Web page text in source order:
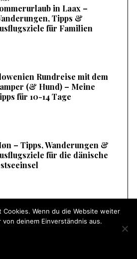
in Laax –
Tipps &
für Familien
Rundreise mit dem
(& Hund) – Meine
für 10-14 Tage
– Tipps, Wanderungen &
für die dänische
in Mittenwald – 10
Cookies. Wenn du die Website weiter
deinem Einverständnis aus.